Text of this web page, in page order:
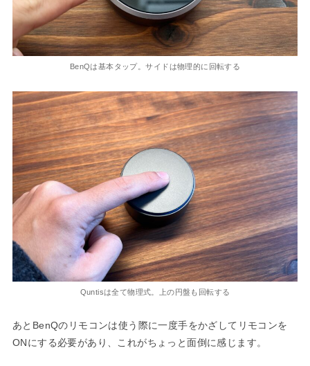
BenQは基本タップ。サイドは物理的に回転する
Quntisは全て物理式。上の円盤も回転する
あとBenQのリモコンは使う際に一度手をかざしてリモコンを
ONにする必要があり、これがちょっと面倒に感じます。